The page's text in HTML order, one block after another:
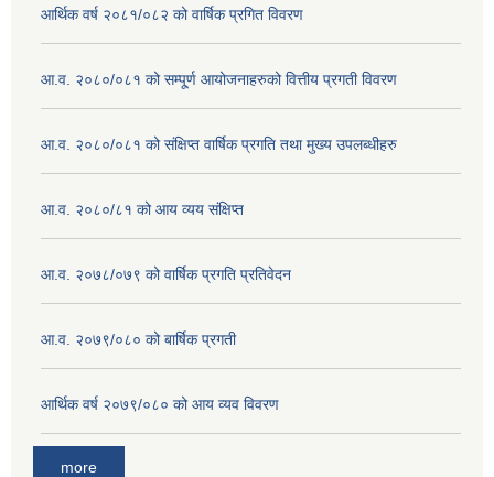
आर्थिक वर्ष २०८१/०८२ को वार्षिक प्रगित विवरण
आ.व. २०८०/०८१ को सम्पू्र्ण आयोजनाहरुको वित्तीय प्रगती विवरण
आ.व. २०८०/०८१ को संक्षिप्त वार्षिक प्रगति तथा मुख्य उपलब्धीहरु
आ.व. २०८०/८१ को आय व्यय संक्षिप्त
आ.व. २०७८/०७९ को वार्षिक प्रगति प्रतिवेदन
आ.व. २०७९/०८० को बार्षिक प्रगती
आर्थिक वर्ष २०७९/०८० को आय व्यव विवरण
more